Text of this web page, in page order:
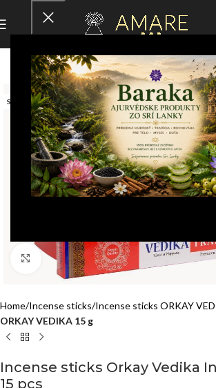
SOLD OUT
Click to enlarge
Home Incense sticks Incense sticks ORKAY
ORKAY VEDIKA 15 g
Incense sticks Orkay Vedika
15 pcs